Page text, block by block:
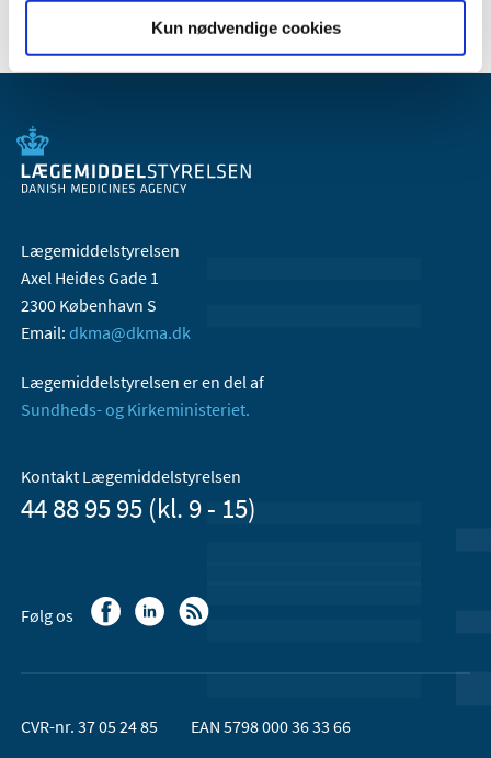
Kun nødvendige cookies
Lægemiddelstyrelsen
Axel Heides Gade 1
2300 København S
Email: dkma@dkma.dk
Lægemiddelstyrelsen er en del af
Sundheds- og Kirkeministeriet.
Kontakt Lægemiddelstyrelsen
44 88 95 95 (kl. 9 - 15)
Følg os
CVR-nr. 37 05 24 85 EAN 5798 000 36 33 66